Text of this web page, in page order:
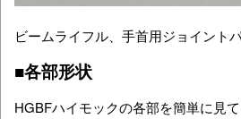
ビームライフル、手首用ジョイント
■各部形状
HGBFハイモックの各部を簡単に見て